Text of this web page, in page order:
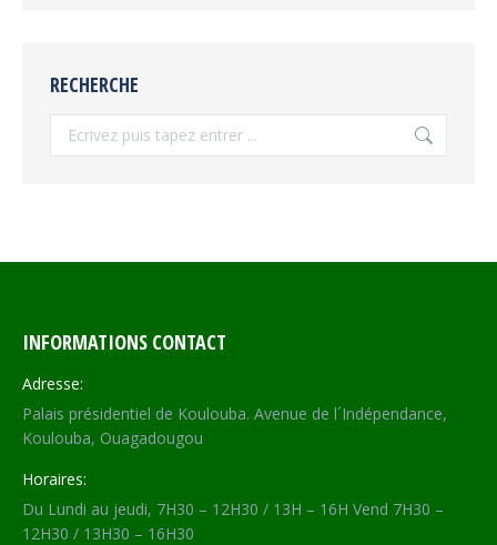
RECHERCHE
INFORMATIONS CONTACT
Adresse:
Palais présidentiel de Koulouba. Avenue de l´Indépendance,
Koulouba, Ouagadougou
Horaires:
Du Lundi au jeudi, 7H30 – 12H30 / 13H – 16H Vend 7H30 –
12H30 / 13H30 – 16H30